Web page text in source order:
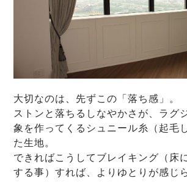
大切なのは、先ずこの「落ち感」。
ストンと落ちるしなやかさが、ラグ
象を作ってくるシュニール糸（起毛
た生地。
できればこうしてブレイキング（床
する事）すれば、よりゆとりが感じ